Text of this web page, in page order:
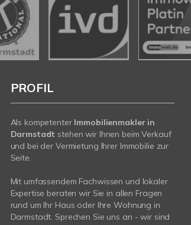
PROFIL
Als kompetenter Immobilienmakler in
Darmstadt stehen wir Ihnen beim Verkauf
und bei der Vermietung Ihrer Immobilie zur
Seite.
Mit umfassendem Fachwissen und lokaler
Expertise beraten wir Sie in allen Fragen
rund um Ihr Haus oder Ihre Wohnung in
Darmstadt. Sprechen Sie uns an - wir sind